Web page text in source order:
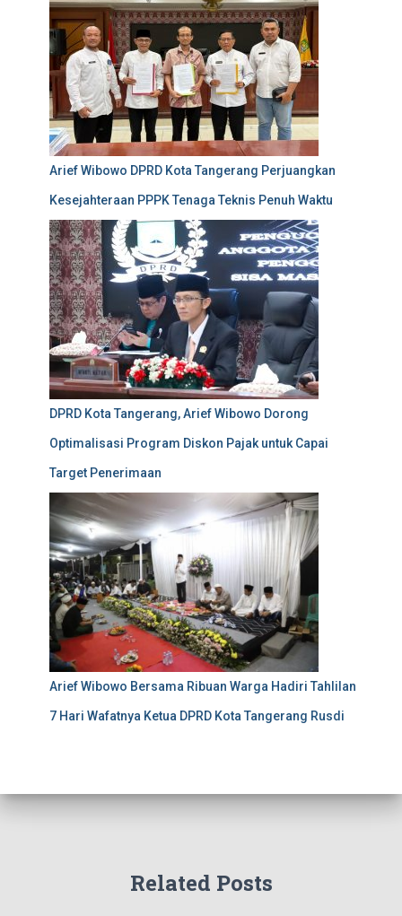
Arief Wibowo DPRD Kota Tangerang Perjuangkan
Kesejahteraan PPPK Tenaga Teknis Penuh Waktu
DPRD Kota Tangerang, Arief Wibowo Dorong
Optimalisasi Program Diskon Pajak untuk Capai
Target Penerimaan
Arief Wibowo Bersama Ribuan Warga Hadiri Tahlilan
7 Hari Wafatnya Ketua DPRD Kota Tangerang Rusdi
Related Posts